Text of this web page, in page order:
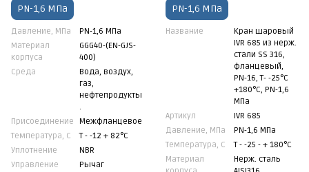
PN-1,6 МПа
Давление, МПа
PN-1,6 МПа
Материал
корпуса
GGG40-(EN-GJS-
400)
Среда
Вода, воздух,
газ,
нефтепродукты
.
Присоединение Межфланцевое
Температура, С
Т - -12 + 82°С
Уплотнение
NBR
Управление
Рычаг
PN-1,6 МПа
Название
Кран шаровый
IVR 685 из нерж.
стали SS 316,
фланцевый,
PN-16, Т- -25°C
+180°C, PN-1,6
МПа
Артикул
IVR 685
Давление, МПа
PN-1,6 МПа
Температура, С
Т - -25 - + 180°C
Материал
Нерж. сталь